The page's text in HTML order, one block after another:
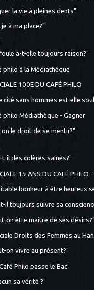
la vie à pleines dents"
à ma place?"
a-t-elle toujours raison?"
philo à la Médiathèque
100E DU CAFÉ PHILO
cité sans hommes est-elle
philo Médiathèque - Gagner
le droit de se mentir?"
t-il des colères saines?"
15 ANS DU CAFÉ PHILO
bonheur à être heureux
il toujours suivre sa
on être maître de ses
Droits des Femmes au
on vivre au présent?"
Philo passe le Bac"
sa vérité ?"